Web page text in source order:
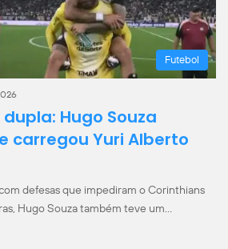
Futebol
Hugo Souza
carregou Yuri Alberto
defesas que impediram o Corinthians
Hugo Souza também teve um…